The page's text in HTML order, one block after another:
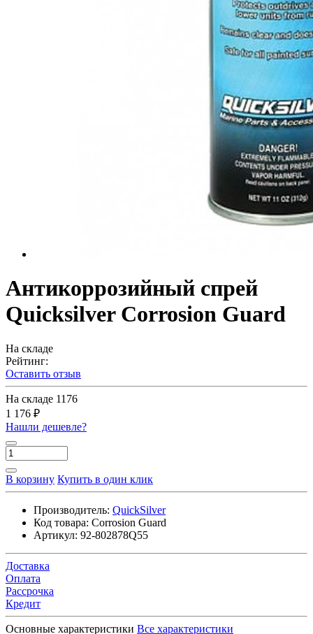
Антикоррозийный спрей
Quicksilver Corrosion Guard
На складе
Рейтинг:
Оставить отзыв
На складе 1176
1 176 ₽
Нашли дешевле?
В корзину Купить в один клик
Производитель: QuickSilver
Код товара: Corrosion Guard
Артикул: 92-802878Q55
Доставка
Оплата
Рассрочка
Кредит
Основные характеристики Все характеристики